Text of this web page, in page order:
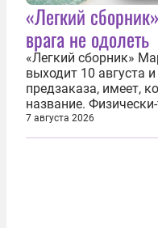
«Легкий
врага не одолеть
«Легкий сборник»
выходит 10 августа
предзаказа, имеет,
название.
относительно. Но
безотносительно
7 августа 2026